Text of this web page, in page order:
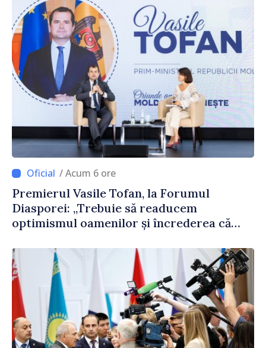
/ Acum 6 ore
Premierul Vasile Tofan, la Forumul
Diasporei: „Trebuie să readucem
optimismul oamenilor și încrederea că
corectă”